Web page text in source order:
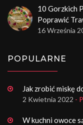
10 Gorzkich
Poprawić
16 Września
POPULARNE
Jak zrobić miskę
2 Kwietnia 2022 -
W kuchni owoce